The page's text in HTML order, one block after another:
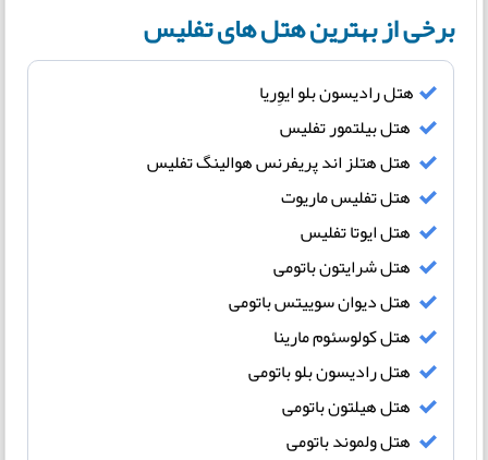
برخی از بهترین هتل های تفلیس
هتل رادیسون بلو ایوِریا
هتل بیلتمور تفلیس
هتل هتلز اند پریفرنس هوالینگ تفلیس
هتل تفلیس ماریوت
هتل ایوتا تفلیس
هتل شرایتون باتومی
هتل دیوان سوییتس باتومی
هتل کولوسئوم مارینا
هتل رادیسون بلو باتومی
هتل هیلتون باتومی
هتل ولموند باتومی